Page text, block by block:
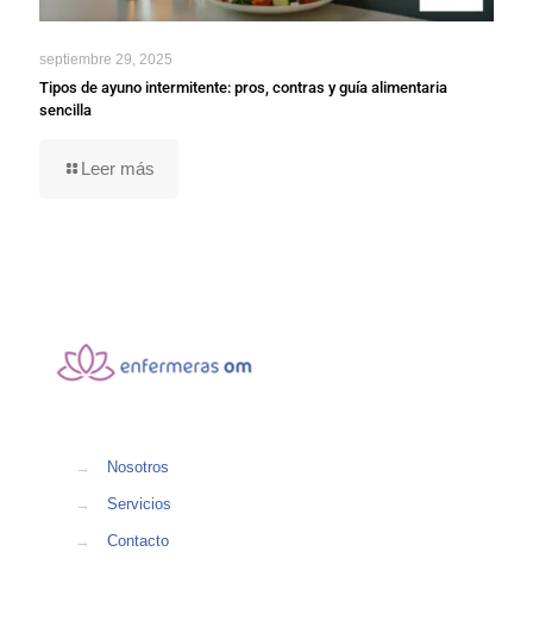
septiembre 29, 2025
Tipos de ayuno intermitente: pros, contras y guía alimentaria
sencilla
Leer más
→ Nosotros
→ Servicios
→ Contacto